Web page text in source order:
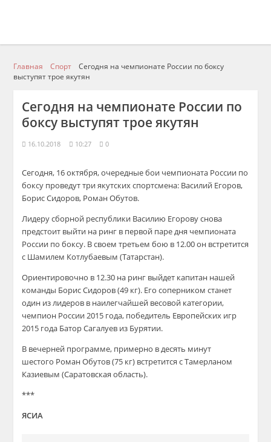
Главная Спорт
Сегодня на чемпионате России по боксу
выступят трое якутян
Сегодня на чемпионате России по
боксу выступят трое якутян
16.10.2018 10:27 0
Сегодня, 16 октября, очередные бои чемпионата России по
боксу проведут три якутских спортсмена: Василий Егоров,
Борис Сидоров, Роман Обутов.
Лидеру сборной республики Василию Егорову снова
предстоит выйти на ринг в первой паре дня чемпионата
России по боксу. В своем третьем бою в 12.00 он встретится
с Шамилем Котлубаевым (Татарстан).
Ориентировочно в 12.30 на ринг выйдет капитан нашей
команды Борис Сидоров (49 кг). Его соперником станет
один из лидеров в наилегчайшей весовой категории,
чемпион России 2015 года, победитель Европейских игр
2015 года Батор Сагалуев из Бурятии.
В вечерней программе, примерно в десять минут
шестого Роман Обутов (75 кг) встретится с Тамерланом
Казиевым (Саратовская область).
***
ЯСИА